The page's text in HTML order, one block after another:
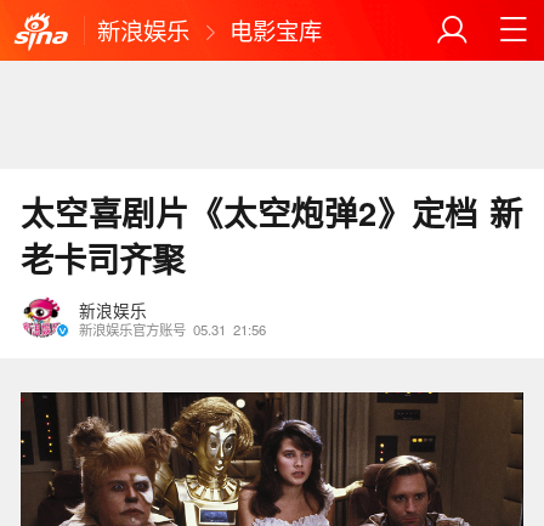
新浪娱乐 电影宝库
太空喜剧片《太空炮弹2》定档 新
老卡司齐聚
新浪娱乐
新浪娱乐官方账号 05.31 21:56